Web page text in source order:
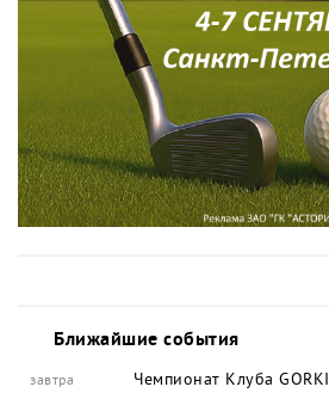
Ближайшие события
завтра
Чемпионат Клуба GORKI